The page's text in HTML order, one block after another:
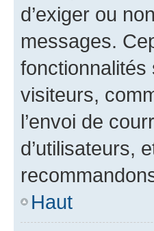
d’exiger ou
messages.
fonctionnalités
visiteurs,
l’envoi de
d’utilisateurs,
Haut